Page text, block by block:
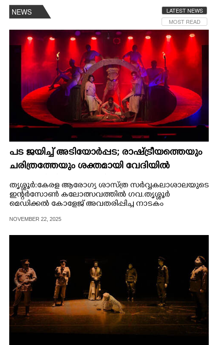
NEWS
LATEST NEWS
MOST READ
പട ജയിച്ച് അടിയോർപ്പട; രാഷ്ട്രീയത്തെയും
ചരിത്രത്തേയും ശക്തമായി വേദിയിൽ
അവതരിപ്പിച്ച് മലബാറിലെ ചെറുപ്പക്കാർ
തൃശ്ശൂർ: കേരള ആരോഗ്യ ശാസ്ത്ര സർവ്വകലാശാലയുടെ
ഇന്റർസോൺ കലോത്സവത്തിൽ ഗവ.തൃശ്ശൂർ
മെഡിക്കൽ കോളേജ് അവതരിപ്പിച്ച നാടകം
NOVEMBER 22, 2025